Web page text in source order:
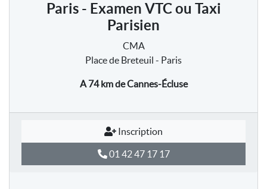
Paris - Examen VTC ou Taxi
Parisien
CMA
Place de Breteuil - Paris
A 74 kmde Cannes-Écluse
Inscription
01 42 47 17 17